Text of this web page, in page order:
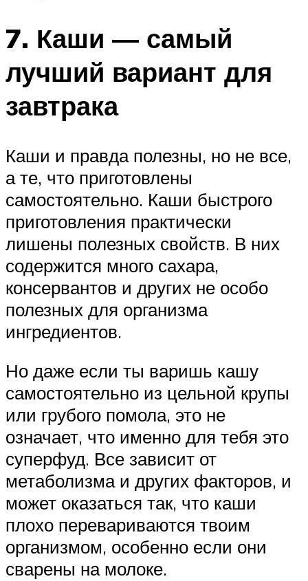
7. Каши — самый
лучший вариант для
завтрака
Каши и правда полезны, но не все,
а те, что приготовлены
самостоятельно. Каши быстрого
приготовления практически
лишены полезных свойств. В них
содержится много сахара,
консервантов и других не особо
полезных для организма
ингредиентов.
Но даже если ты варишь кашу
самостоятельно из цельной крупы
или грубого помола, это не
означает, что именно для тебя это
суперфуд. Все зависит от
метаболизма и других факторов, и
может оказаться так, что каши
плохо перевариваются твоим
организмом, особенно если они
сварены на молоке.